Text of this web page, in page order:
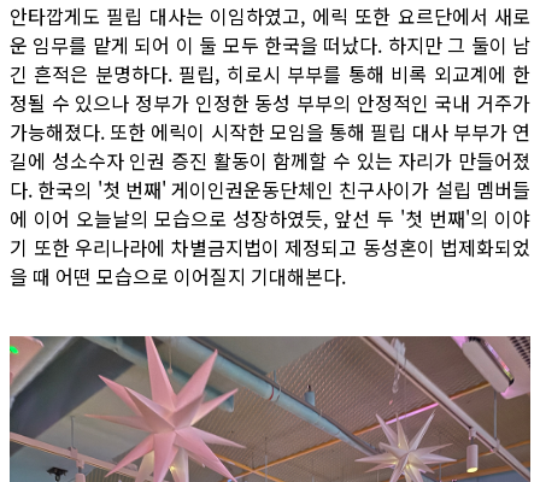
안타깝게도 필립 대사는 이임하였고, 에릭 또한 요르단에서 새로
운 임무를 맡게 되어 이 둘 모두 한국을 떠났다. 하지만 그 둘이 남
긴 흔적은 분명하다. 필립, 히로시 부부를 통해 비록 외교계에 한
정될 수 있으나 정부가 인정한 동성 부부의 안정적인 국내 거주가
가능해졌다. 또한 에릭이 시작한 모임을 통해 필립 대사 부부가 연
길에 성소수자 인권 증진 활동이 함께할 수 있는 자리가 만들어졌
다. 한국의 '첫 번째' 게이인권운동단체인 친구사이가 설립 멤버들
에 이어 오늘날의 모습으로 성장하였듯, 앞선 두 '첫 번째'의 이야
기 또한 우리나라에 차별금지법이 제정되고 동성혼이 법제화되었
을 때 어떤 모습으로 이어질지 기대해본다.